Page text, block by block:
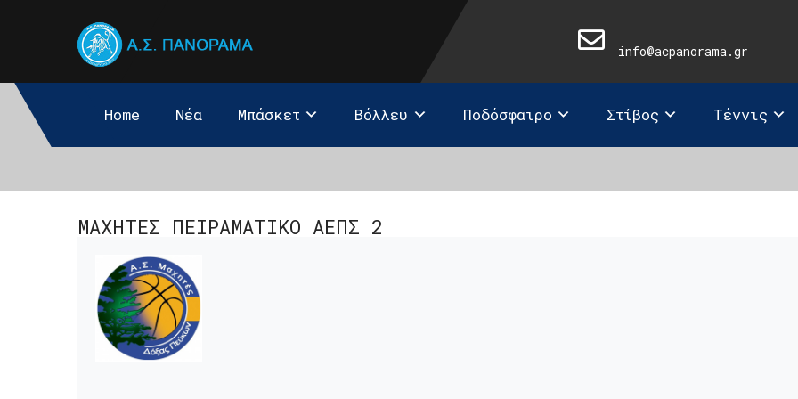
info@acpanorama.gr
Home Νέα Μπάσκετ Βόλλευ Ποδόσφαιρο Στίβος Τέννις
ΜΑΧΗΤΕΣ ΠΕΙΡΑΜΑΤΙΚΟ ΑΕΠΣ 2